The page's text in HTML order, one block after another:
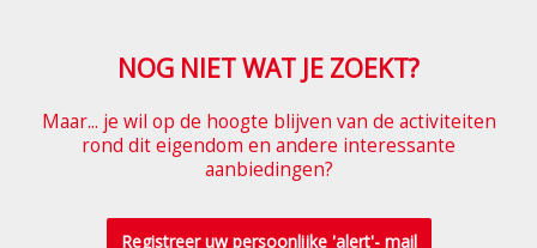
NOG NIET WAT JE ZOEKT?
Maar... je wil op de hoogte blijven van de activiteiten
rond dit eigendom en andere interessante
aanbiedingen?
Registreer uw persoonlijke 'alert'- mail